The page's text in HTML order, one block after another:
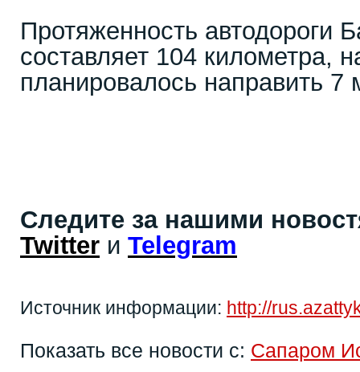
Протяженность автодороги
составляет 104 километра,
планировалось направить 7
Следите за нашими
Twitter и Telegram
Источник информации: http://
Показать все новости с: Сапаром